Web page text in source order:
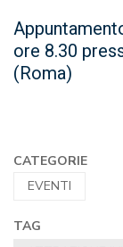
ore 8.30
(Roma)
CATEGORIE
EVENTI
TAG